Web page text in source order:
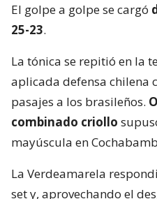
El golpe a golpe se cargó
25-23.
La tónica se repitió en la
aplicada defensa chilena
pasajes a los brasileños.
combinado criollo
mayúscula en
La Verdeamarela
set y, aprovechando el